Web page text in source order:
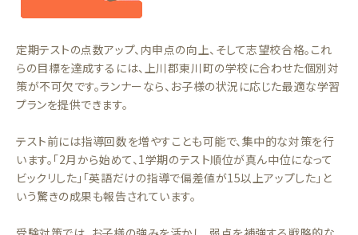
定期テストの点数アップ、内申点の向上、そして志望校合格。これ
らの目標を達成するには、上川郡東川町の学校に合わせた個別対
策が不可欠です。ランナーなら、お子様の状況に応じた最適な学習
プランを提供できます。
テスト前には指導回数を増やすことも可能で、集中的な対策を行
います。「2月から始めて、1学期のテスト順位が真ん中位になって
ビックリした」「英語だけの指導で偏差値が15以上アップした」と
いう驚きの成果も報告されています。